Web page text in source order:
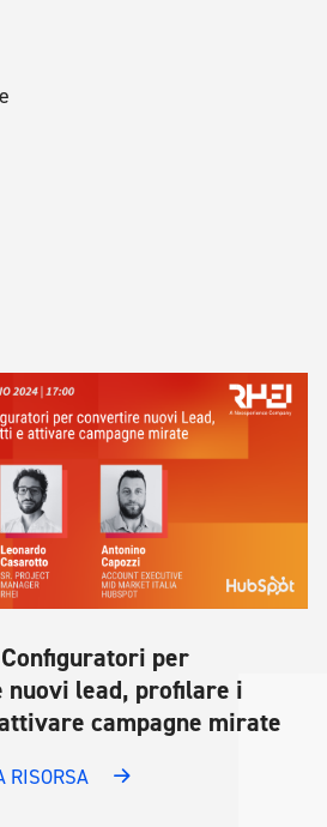
per
lead, profilare i
campagne mirate
RISORSA